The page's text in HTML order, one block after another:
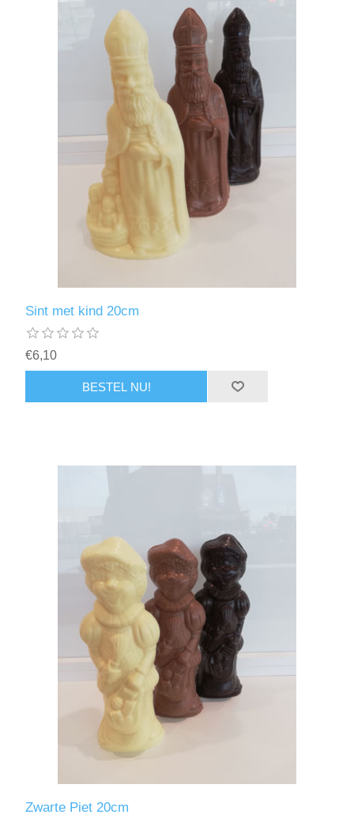
Sint met kind 20cm
€6,10
Zwarte Piet 20cm